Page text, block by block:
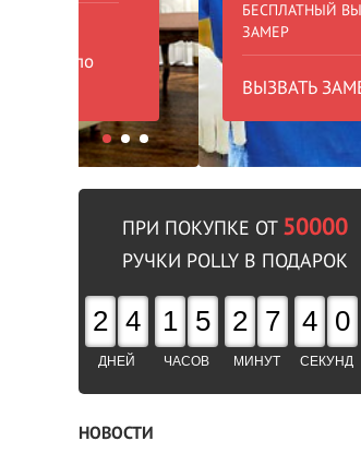
БЕСПЛАТНЫЙ ВЫЕЗД НА
ЗАМЕР
ВЫЗВАТЬ ЗАМЕРЩИКА
ПРИ ПОКУПКЕ ОТ 50000
РУЧКИ POLLY В ПОДАРОК
2 4
ДНЕЙ
1 5
ЧАСОВ
2 7
МИНУТ
3 9
СЕКУНД
НОВОСТИ